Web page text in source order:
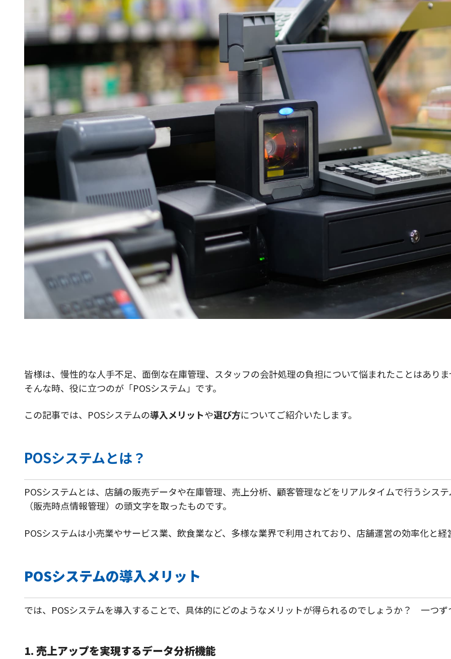
皆様は、慢性的な人手不足、面倒な在庫管理、スタッフの会計処理の負担について悩まれたことはあり
そんな時、役に立つのが「POSシステム」です。
この記事では、 POSシステムの導入メリットや選び方についてご紹介いたします。
POSシステムとは？
POSシステムとは、店舗の販売データや在庫管理、売上分析、顧客管理などをリアルタイムで行うシス
（販売時点情報管理）の頭文字を取ったものです。
POSシステムは小売業やサービス業、飲食業など、多様な業界で利用されており、店舗運営の効率化と
POSシステムの導入メリット
では、POSシステムを導入することで、具体的にどのようなメリットが得られるのでしょうか？ 一つ
1. 売上アップを実現するデータ分析機能